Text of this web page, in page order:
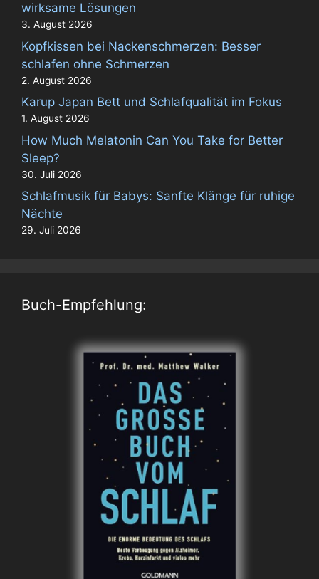
wirksame Lösungen
3. August 2026
Kopfkissen bei Nackenschmerzen: Besser
schlafen ohne Schmerzen
2. August 2026
Karup Japan Bett und Schlafqualität im Fokus
1. August 2026
How Much Melatonin Can You Take for Better
Sleep?
30. Juli 2026
Schlafmusik für Babys: Sanfte Klänge für ruhige
Nächte
29. Juli 2026
Buch-Empfehlung: